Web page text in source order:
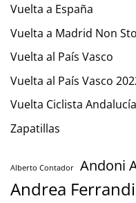
Vuelta a España
Vuelta a Madrid Non
Vuelta al País Vasco
Vuelta al País Vasco
Vuelta Ciclista Andalucía
Zapatillas
Alberto Contador Andoni
Andrea